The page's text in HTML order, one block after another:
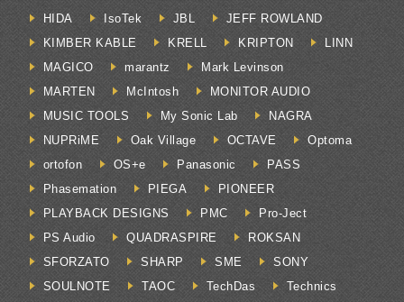
HIDA
IsoTek JBL
JEFF ROWLAND
KIMBER KABLE
KRELL KRIPTON
LINN
MAGICO
marantz
Mark Levinson
MARTEN
McIntosh
MONITOR AUDIO
MUSIC TOOLS
My Sonic Lab
NAGRA
NUPRiME
Oak Village OCTAVE
Optoma
ortofon
OS+e Panasonic
PASS
Phasemation
PIEGA
PIONEER
PLAYBACK DESIGNS
PMC
Pro-Ject
PS Audio
QUADRASPIRE
ROKSAN
SFORZATO
SHARP SME
SONY
SOULNOTE
TAOC TechDas Technics